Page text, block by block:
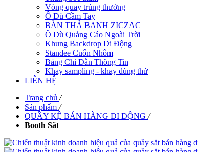
Vòng quay trúng thưởng
Ô Dù Cầm Tay
BÀN THẢ BANH ZICZAC
Ô Dù Quảng Cáo Ngoài Trời
Khung Backdrop Di Động
Standee Cuốn Nhôm
Bảng Chỉ Dẫn Thông Tin
Khay sampling - khay dùng thử
LIÊN HỆ
Trang chủ /
Sản phẩm /
QUẦY KỆ BÁN HÀNG DI ĐỘNG /
Booth Sắt